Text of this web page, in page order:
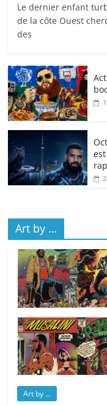
Le dernier enfant
de la côte Ouest
des
Art by …
Art by ...